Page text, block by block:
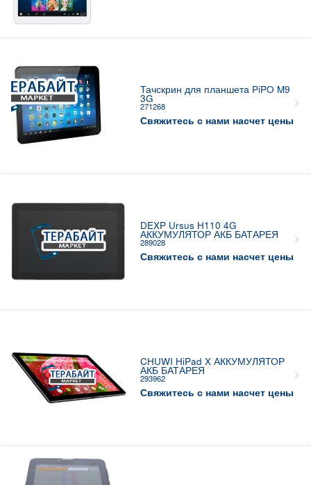
Тачскрин для планшета PiPO M9
3G
271268
Свяжитесь с нами насчет цены
DEXP Ursus H110 4G
АККУМУЛЯТОР АКБ БАТАРЕЯ
289028
Свяжитесь с нами насчет цены
CHUWI HiPad X АККУМУЛЯТОР
АКБ БАТАРЕЯ
293962
Свяжитесь с нами насчет цены